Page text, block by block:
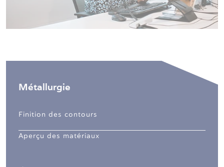
Métallurgie
Finition des contours
Aperçu des matériaux